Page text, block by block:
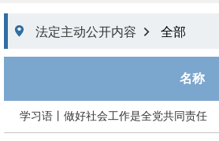
 法定主动公开内容  全部
名称
学习语丨做好社会工作是全党共同责任